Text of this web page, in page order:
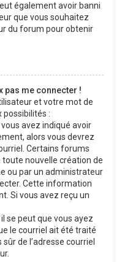
également avoir banni
que vous souhaitez
du forum pour obtenir
pas me connecter !
et votre mot de
possibilités :
avez indiqué avoir
alors vous devrez
Certains forums
nouvelle création de
ou par un administrateur
Cette information
Si vous avez reçu un
se peut que vous ayez
le courriel ait été traité
de l’adresse courriel